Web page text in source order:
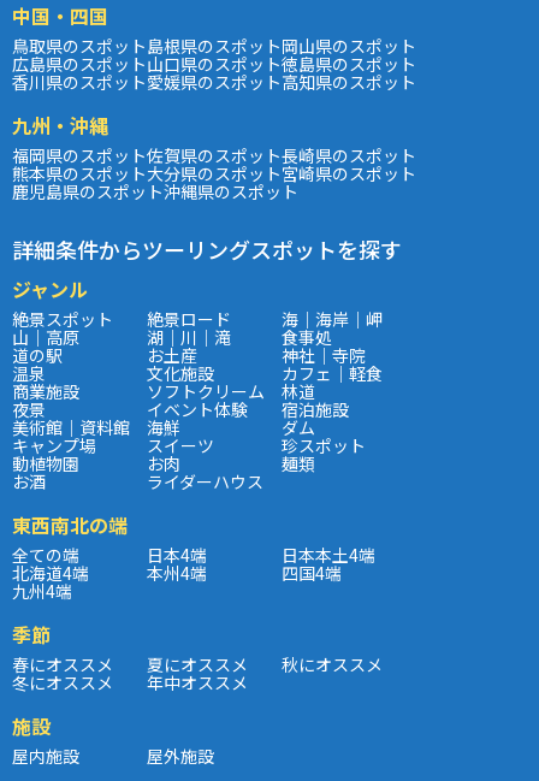
中国・四国
鳥取県のスポット島根県のスポット岡山県のスポット
広島県のスポット山口県のスポット徳島県のスポット
香川県のスポット愛媛県のスポット高知県のスポット
九州・沖縄
福岡県のスポット佐賀県のスポット長崎県のスポット
熊本県のスポット大分県のスポット宮崎県のスポット
鹿児島県のスポット沖縄県のスポット
詳細条件からツーリングスポットを探す
ジャンル
絶景スポット 絶景ロード 海｜海岸｜岬
山｜高原 湖｜川｜滝 食事処
道の駅 お土産 神社｜寺院
温泉 文化施設 カフェ｜軽食
商業施設 ソフトクリーム 林道
夜景 イベント体験 宿泊施設
美術館｜資料館 海鮮 ダム
キャンプ場 スイーツ 珍スポット
動植物園 お肉 麺類
お酒 ライダーハウス
東西南北の端
全ての端 日本4端 日本本土4端
北海道4端 本州4端 四国4端
九州4端
季節
春にオススメ 夏にオススメ 秋にオススメ
冬にオススメ 年中オススメ
施設
屋内施設 屋外施設